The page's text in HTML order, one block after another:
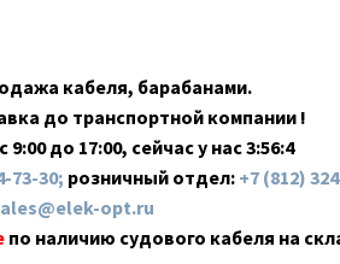
кабеля, барабанами.
до транспортной компании !
до 17:00, сейчас у нас3:56:4
73-30; розничный отдел: +7 (812)
opt.ru
по наличию судового кабеля на